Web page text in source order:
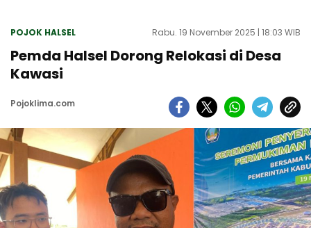
POJOK HALSEL Rabu. 19 November 2025 | 18:03 WIB
Pemda Halsel Dorong Relokasi di Desa
Kawasi
Pojoklima.com